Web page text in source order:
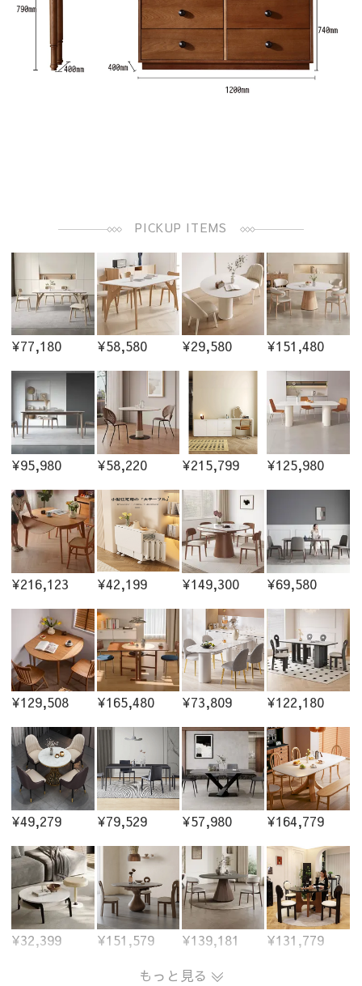
PICKUP ITEMS
¥77,180 ¥58,580 ¥29,580 ¥151,480
¥95,980 ¥58,220 ¥215,799 ¥125,980
¥216,123 ¥42,199 ¥149,300 ¥69,580
¥129,508 ¥165,480 ¥73,809 ¥122,180
¥49,279 ¥79,529 ¥57,980 ¥164,779
¥32,399 ¥151,579 ¥139,181
¥131,779
もっと見る